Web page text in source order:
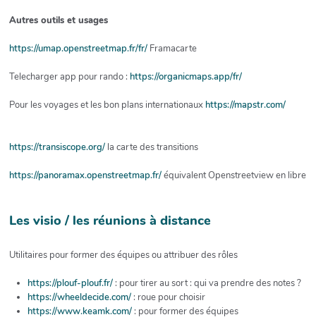
Autres outils et usages
https://umap.openstreetmap.fr/fr/ Framacarte
Telecharger app pour rando : https://organicmaps.app/fr/
Pour les voyages et les bon plans internationaux https://mapstr.com/
https://transiscope.org/ la carte des transitions
https://panoramax.openstreetmap.fr/équivalent Openstreetview en libre
Les visio / les réunions à distance
Utilitaires pour former des équipes ou attribuer des rôles
https://plouf-plouf.fr/ : pour tirer au sort : qui va prendre des notes ?
https://wheeldecide.com/ : roue pour choisir
https://www.keamk.com/ : pour former des équipes